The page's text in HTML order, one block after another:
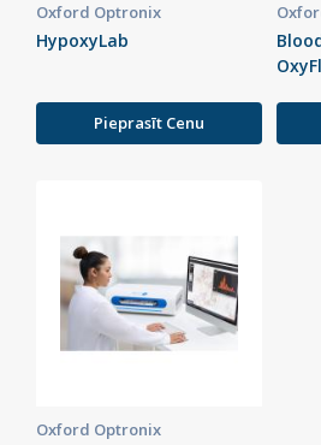
Oxford Optronix
HypoxyLab
Pieprasīt Cenu
Oxford Optronix